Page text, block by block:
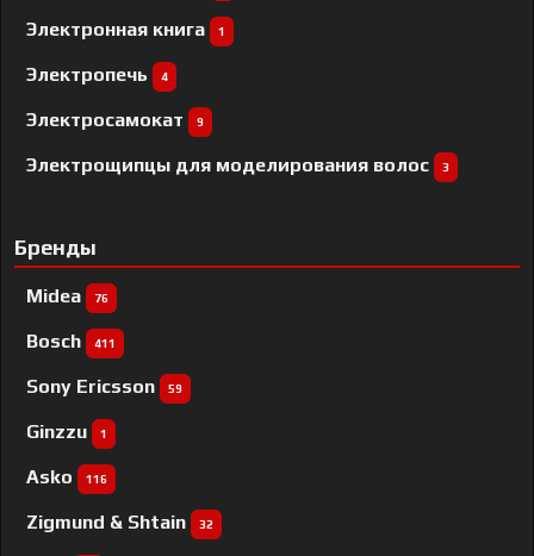
Электронная книга 1
Электропечь 4
Электросамокат 9
Электрощипцы для моделирования волос 3
Бренды
Midea 76
Bosch 411
Sony Ericsson 59
Ginzzu 1
Asko 116
Zigmund & Shtain 32